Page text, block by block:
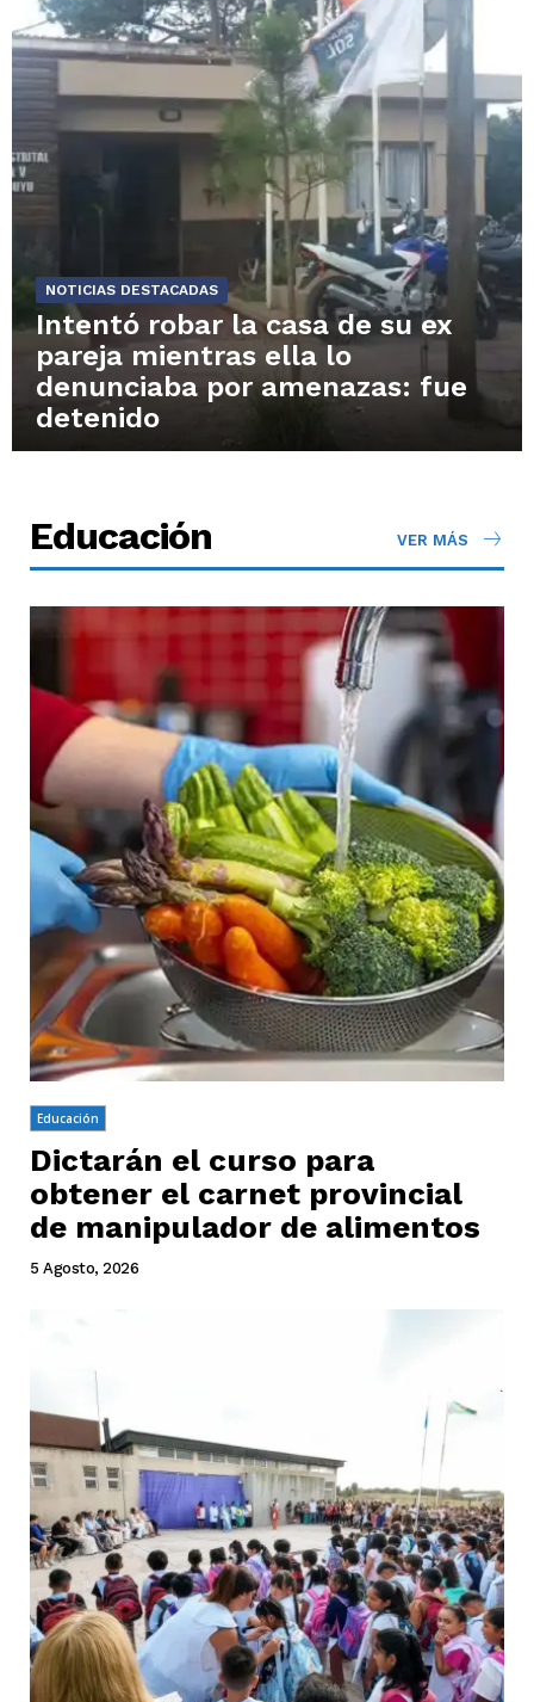
NOTICIAS DESTACADAS
Intentó robar la casa de su ex
pareja mientras ella lo
denunciaba por amenazas: fue
detenido
Educación VER MÁS
Educación
Dictarán el curso para
obtener el carnet provincial
de manipulador de alimentos
5 Agosto, 2026